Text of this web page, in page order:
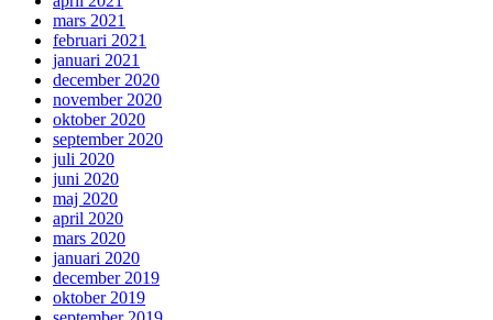
mars 2021
februari 2021
januari 2021
december 2020
november 2020
oktober 2020
september 2020
juli 2020
juni 2020
maj 2020
april 2020
mars 2020
januari 2020
december 2019
oktober 2019